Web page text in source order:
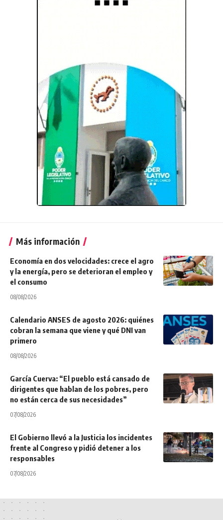
Más información
Economía en dos velocidades: crece el agro
y la energía, pero se deterioran el empleo y
el consumo
08/08/2026
Calendario ANSES de agosto 2026: quiénes
cobran la semana que viene y qué DNI van
primero
08/08/2026
García Cuerva: “El pueblo está cansado de
dirigentes que hablan de los pobres, pero
no están cerca de sus necesidades”
07/08/2026
El Gobierno llevó a la Justicia los incidentes
frente al Congreso y pidió detener a los
responsables
07/08/2026